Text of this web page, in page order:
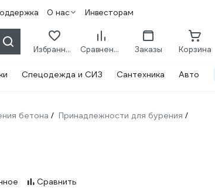
О нас Инвесторам
Избранное Сравнение Заказы Корзина
Спецодежда и СИЗ Сантехника Авто
бетона / Принадлежности для бурения /
Сравнить